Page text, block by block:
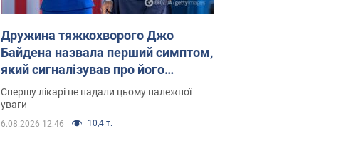
Дружина тяжкохворого Джо
Байдена назвала перший симптом,
який сигналізував про його
"агресивний" рак
Спершу лікарі не надали цьому належної
уваги
6.08.2026 12:46 10,4 т.